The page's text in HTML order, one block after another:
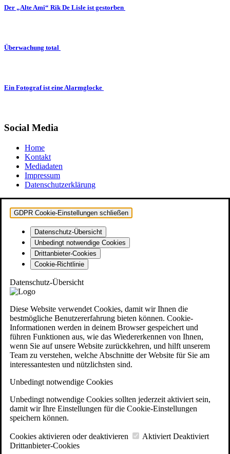
Der „Alte Ami“ Rik De Lisle ist gestorben
Überwachung total
Ein Fotograf ist eine Alarmglocke
Social Media
Home
Kontakt
Mediadaten
Impressum
Datenschutzerklärung
GDPR Cookie-Einstellungen schließen
Datenschutz-Übersicht
Unbedingt notwendige Cookies
Drittanbieter-Cookies
Cookie-Richtlinie
Datenschutz-Übersicht
Diese Website verwendet Cookies, damit wir Ihnen die
bestmögliche Benutzererfahrung bieten können. Cookie-
Informationen werden in deinem Browser gespeichert und
führen Funktionen aus, wie das Wiedererkennen von Ihnen,
wenn Sie auf unsere Website zurückkehren, und hilft unserem
Team zu verstehen, welche Abschnitte der Website für Sie am
interessantesten und nützlichsten sind.
Unbedingt notwendige Cookies
Unbedingt notwendige Cookies sollten jederzeit aktiviert sein,
damit wir Ihre Einstellungen für die Cookie-Einstellungen
speichern können.
Cookies aktivieren oder deaktivieren Aktiviert Deaktiviert
Drittanbieter-Cookies